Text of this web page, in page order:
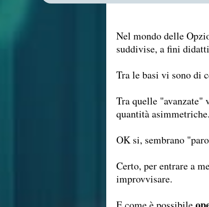
Nel mondo delle
suddivise, a fini
Tra le basi vi sono di
Tra quelle "avanzate"
quantità asimmetriche.
OK si, sembrano
Certo, per entrare a
improvvisare.